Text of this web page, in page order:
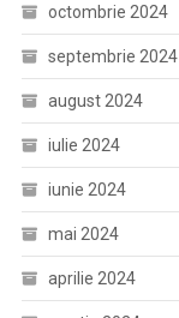
octombrie 2024
septembrie 2024
august 2024
iulie 2024
iunie 2024
mai 2024
aprilie 2024